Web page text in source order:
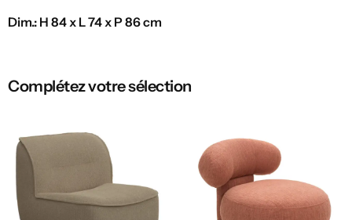
Dim.: H 84 x L 74 x P 86 cm
Complétez votre sélection